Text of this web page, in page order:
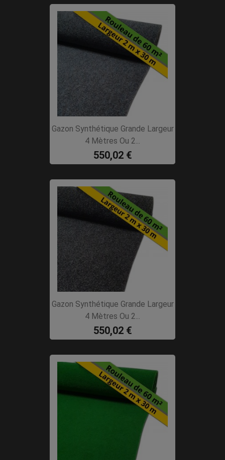
Gazon Synthétique Grande Largeur
4 Mètres Ou 2...
550,02 €
Gazon Synthétique Grande Largeur
4 Mètres Ou 2...
550,02 €